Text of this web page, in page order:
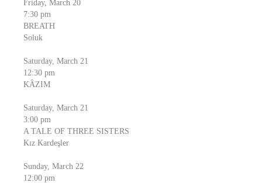
Friday, March 20
7:30 pm
BREATH
Soluk
Saturday, March 21
12:30 pm
KÂZIM
Saturday, March 21
3:00 pm
A TALE OF THREE SISTERS
Kız Kardeşler
Sunday, March 22
12:00 pm